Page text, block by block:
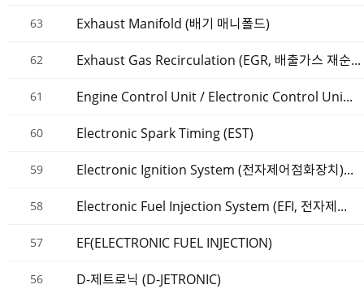
63 Exhaust Manifold (배기 매니폴드)
62 Exhaust Gas Recirculation (EGR, 배출가스 재순...
61 Engine Control Unit / Electronic Control Uni...
60 Electronic Spark Timing (EST)
59 Electronic Ignition System (전자제어점화장치)...
58 Electronic Fuel Injection System (EFI, 전자제...
57 EF(ELECTRONIC FUEL INJECTION)
56 D-제트로닉 (D-JETRONIC)